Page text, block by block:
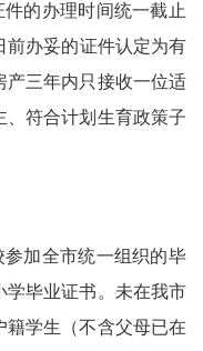
的办理时间统一截止
前办妥的证件认定为有
产三年内只接收一位适
、符合计划生育政策子
加全市统一组织的毕
学毕业证书。未在我市
籍学生（不含父母已在